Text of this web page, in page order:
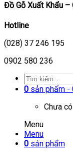
Đồ Gỗ Xuất Khẩu
Hotline
(028) 37 246 195
0902 580 236
0 sản phẩm -
Chưa
Menu
Menu
0 sản phẩm